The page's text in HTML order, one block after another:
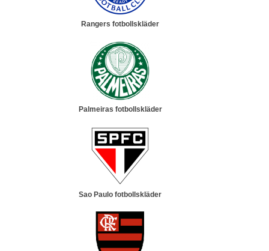
Rangers fotbollskläder
Palmeiras fotbollskläder
Sao Paulo fotbollskläder